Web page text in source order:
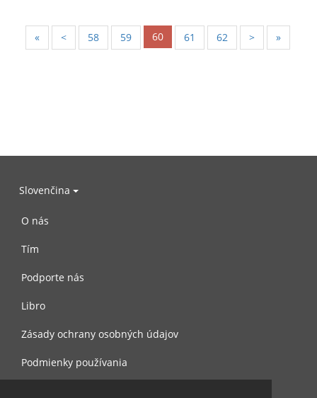
« < 58 59 60 61 62 > »
Slovenčina
O nás
Tím
Podporte nás
Libro
Zásady ochrany osobných údajov
Podmienky používania